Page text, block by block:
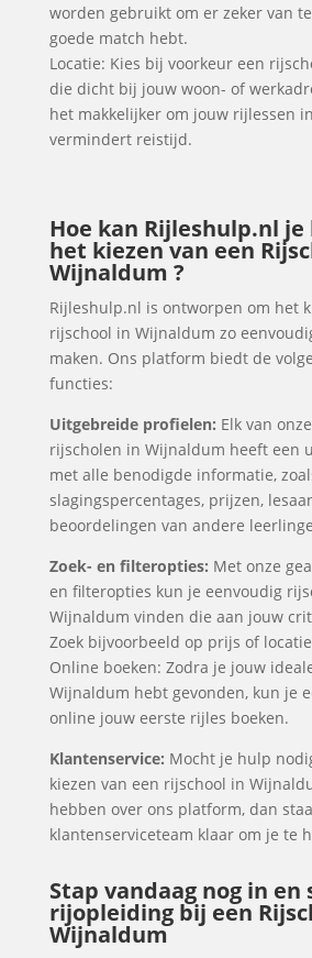
worden gebruikt om er zeker van
goede match hebt.
Locatie: Kies bij voorkeur een
die dicht bij jouw woon- of
het makkelijker om jouw rijlessen
vermindert reistijd.
Hoe kan Rijleshulp.nl
het kiezen van een
Wijnaldum ?
Rijleshulp.nl is ontworpen om het
rijschool in Wijnaldum zo
maken. Ons platform biedt de
functies:
Uitgebreide profielen: Elk van
rijscholen in Wijnaldum heeft een
met alle benodigde informatie,
slagingspercentages, prijzen,
beoordelingen van andere
Zoek- en filteropties: Met onze
en filteropties kun je eenvoudig
Wijnaldum vinden die aan jouw
Zoek bijvoorbeeld op prijs of
Online boeken: Zodra je jouw
Wijnaldum hebt gevonden, kun je
online jouw eerste rijles boeken.
Klantenservice: Mocht je hulp
kiezen van een rijschool in
hebben over ons platform, dan
klantenserviceteam klaar om je te
Stap vandaag nog in
rijopleiding bij een
Wijnaldum